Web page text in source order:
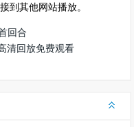
到其他网站播放。
回合
清回放免费观看